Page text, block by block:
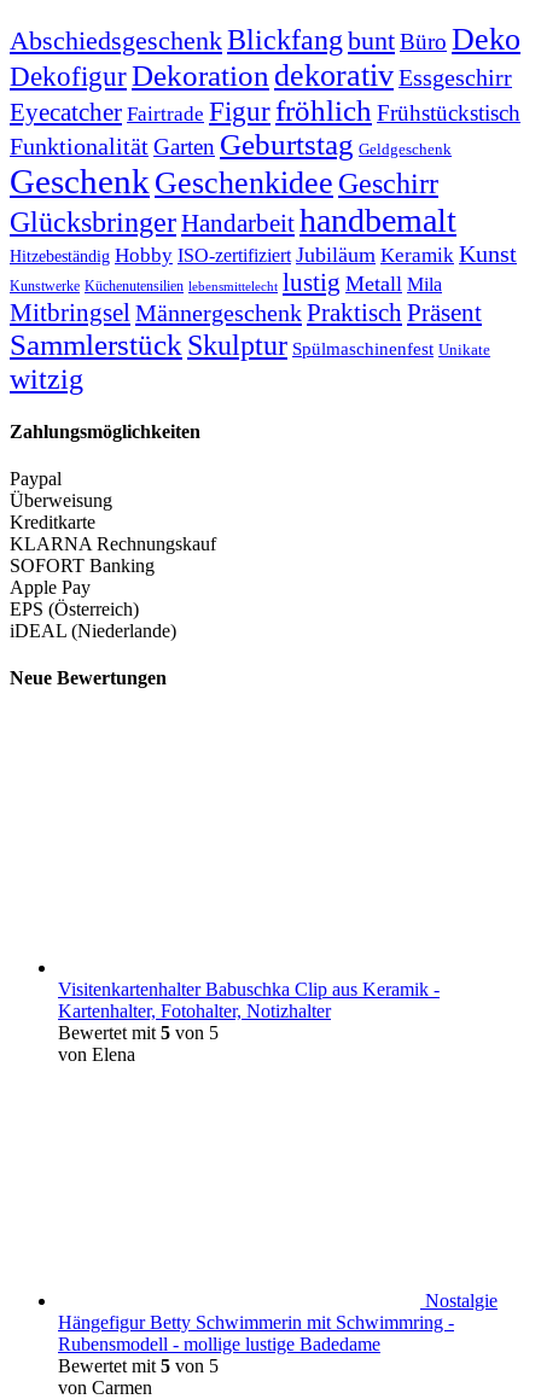
AbschiedsgeschenkBlickfang buntBüro Deko
DekofigurDekoration dekorativEssgeschirr
Eyecatcher Fairtrade Figurfröhlich Frühstückstisch
FunktionalitätGarten Geburtstag Geldgeschenk
Geschenk Geschenkidee Geschirr
GlücksbringerHandarbeithandbemalt
Hitzebeständig Hobby ISO-zertifiziert Jubiläum Keramik Kunst
Kunstwerke Küchenutensilien lebensmittelecht lustig Metall Mila
Mitbringsel MännergeschenkPraktisch Präsent
Sammlerstück Skulptur Spülmaschinenfest Unikate
witzig
Zahlungsmöglichkeiten
Paypal
Überweisung
Kreditkarte
KLARNA Rechnungskauf
SOFORT Banking
Apple Pay
EPS (Österreich)
iDEAL (Niederlande)
Neue Bewertungen
Visitenkartenhalter Babuschka Clip aus Keramik -
Kartenhalter, Fotohalter, Notizhalter
Bewertet mit 5 von 5
von Elena
Nostalgie
Hängefigur Betty Schwimmerin mit Schwimmring -
Rubensmodell - mollige lustige Badedame
Bewertet mit 5 von 5
von Carmen